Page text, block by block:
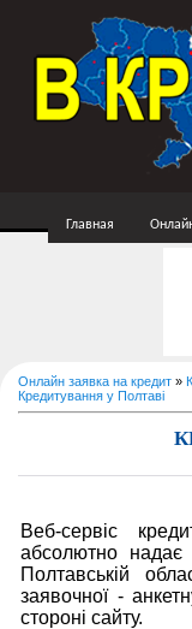
Главная
Онлайн заявка на кредит »
Кредитування у Полтаві
Веб-сервіс
абсолютно
Полтавській
заявочної -
стороні сайту.